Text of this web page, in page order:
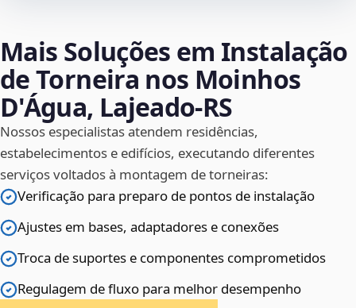
Mais Soluções em Instalação
de Torneira nos Moinhos
D'Água, Lajeado‑RS
Nossos especialistas atendem residências,
estabelecimentos e edifícios, executando diferentes
serviços voltados à montagem de torneiras:
Verificação para preparo de pontos de instalação
Ajustes em bases, adaptadores e conexões
Troca de suportes e componentes comprometidos
Regulagem de fluxo para melhor desempenho